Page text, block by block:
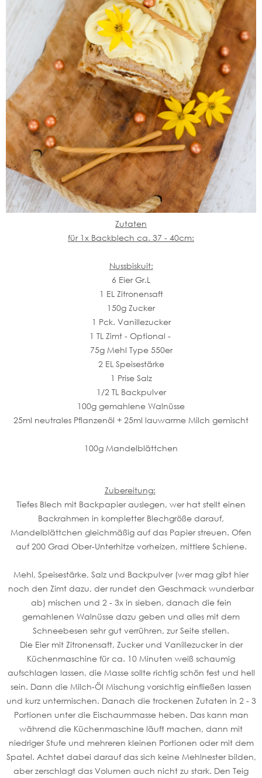
Zutaten
für 1x Backblech ca. 37 - 40cm:
Nussbiskuit:
6 Eier Gr.L
1 EL Zitronensaft
150g Zucker
1 Pck. Vanillezucker
1 TL Zimt - Optional -
75g Mehl Type 550er
2 EL Speisestärke
1 Prise Salz
1/2 TL Backpulver
100g gemahlene Walnüsse
25ml neutrales Pflanzenöl + 25ml lauwarme Milch gemischt
100g Mandelblättchen
Zubereitung:
Tiefes Blech mit Backpapier auslegen, wer hat stellt einen
Backrahmen in kompletter Blechgröße darauf,
Mandelblättchen gleichmäßig auf das Papier streuen. Ofen
auf 200 Grad Ober-Unterhitze vorheizen, mittlere Schiene.
Mehl, Speisestärke, Salz und Backpulver (wer mag gibt hier
noch den Zimt dazu, der rundet den Geschmack wunderbar
ab) mischen und 2 - 3x in sieben, danach die fein
gemahlenen Walnüsse dazu geben und alles mit dem
Schneebesen sehr gut verrühren, zur Seite stellen.
Die Eier mit Zitronensaft, Zucker und Vanillezucker in der
Küchenmaschine für ca. 10 Minuten weiß schaumig
aufschlagen lassen, die Masse sollte richtig schön fest und hell
sein. Dann die Milch-Öl Mischung vorsichtig einfließen lassen
und kurz untermischen. Danach die trockenen Zutaten in 2 - 3
Portionen unter die Eischaummasse heben. Das kann man
während die Küchenmaschine läuft machen, dann mit
niedriger Stufe und mehreren kleinen Portionen oder mit dem
Spatel. Achtet dabei darauf das sich keine Mehlnester bilden,
aber zerschlagt das Volumen auch nicht zu stark. Den Teig